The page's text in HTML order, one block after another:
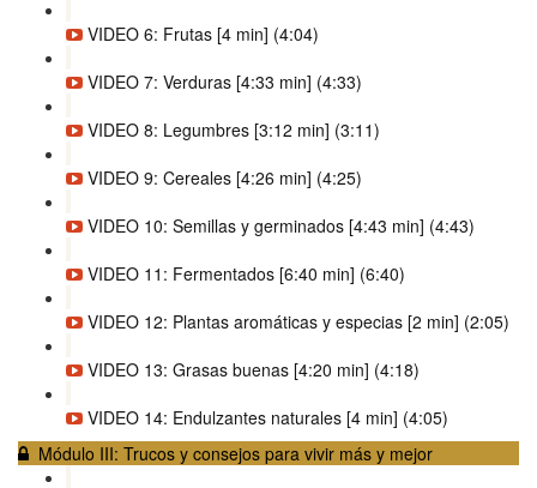
VIDEO 6: Frutas [4 min] (4:04)
VIDEO 7: Verduras [4:33 min] (4:33)
VIDEO 8: Legumbres [3:12 min] (3:11)
VIDEO 9: Cereales [4:26 min] (4:25)
VIDEO 10: Semillas y germinados [4:43 min] (4:43)
VIDEO 11: Fermentados [6:40 min] (6:40)
VIDEO 12: Plantas aromáticas y especias [2 min] (2:05)
VIDEO 13: Grasas buenas [4:20 min] (4:18)
VIDEO 14: Endulzantes naturales [4 min] (4:05)
Módulo III: Trucos y consejos para vivir más y mejor